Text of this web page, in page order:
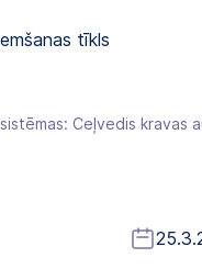
tīkls
Ceļvedis kravas